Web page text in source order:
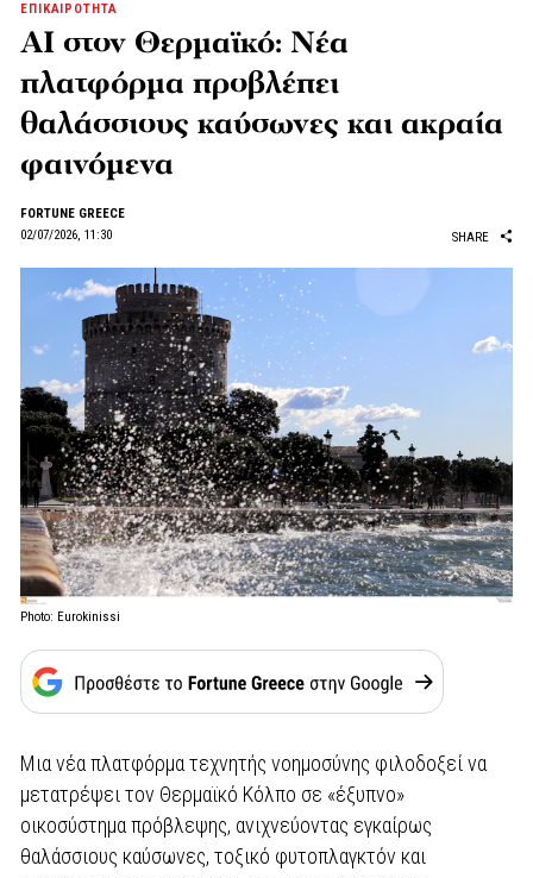
ΕΠΙΚΑΙΡΟΤΗΤΑ
AI στον Θερμαϊκό: Νέα
πλατφόρμα προβλέπει
θαλάσσιους καύσωνες και ακραία
φαινόμενα
FORTUNE GREECE
02/07/2026, 11:30
SHARE
Photo: Eurokinissi
Μια νέα πλατφόρμα τεχνητής νοημοσύνης φιλοδοξεί να
μετατρέψει τον Θερμαϊκό Κόλπο σε «έξυπνο»
οικοσύστημα πρόβλεψης, ανιχνεύοντας εγκαίρως
θαλάσσιους καύσωνες, τοξικό φυτοπλαγκτόν και